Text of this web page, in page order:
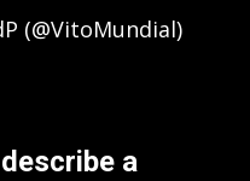
(@VitoMundial)
a